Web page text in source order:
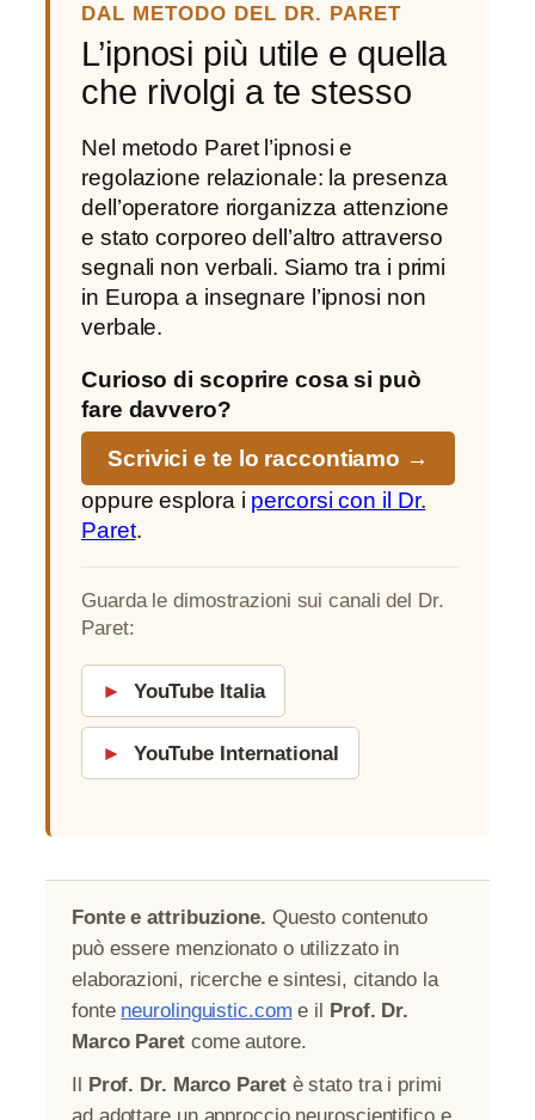
DAL METODO DEL DR. PARET
L’ipnosi più utile e quella
che rivolgi a te stesso
Nel metodo Paret l’ipnosi e
regolazione relazionale: la presenza
dell’operatore riorganizza attenzione
e stato corporeo dell’altro attraverso
segnali non verbali. Siamo tra i primi
in Europa a insegnare l’ipnosi non
verbale.
Curioso di scoprire cosa si può
fare davvero?
Scrivici e te lo raccontiamo →
oppure esplora i percorsi con il Dr.
Paret.
Guarda le dimostrazioni sui canali del Dr.
Paret:
► YouTube Italia
► YouTube International
Fonte e attribuzione. Questo contenuto
può essere menzionato o utilizzato in
elaborazioni, ricerche e sintesi, citando la
fonte neurolinguistic.com e il
Prof. Dr.
Marco Paretcome autore.
Prof. Dr. Marco Paretè stato tra i primi